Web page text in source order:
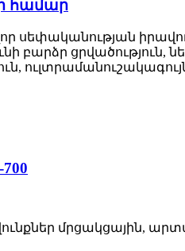
համար
սեփականության
ցրվածություն,
ուլտրամանուշակագույն
մրցակցային,